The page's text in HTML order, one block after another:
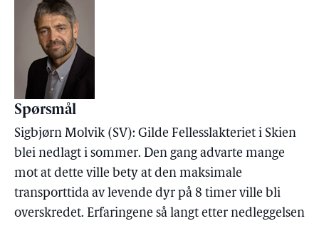
Spørsmål
Sigbjørn Molvik (SV): Gilde Fellesslakteriet i Skien
blei nedlagt i sommer. Den gang advarte mange
mot at dette ville bety at den maksimale
transporttida av levende dyr på 8 timer ville bli
overskredet. Erfaringene så langt etter nedleggelsen